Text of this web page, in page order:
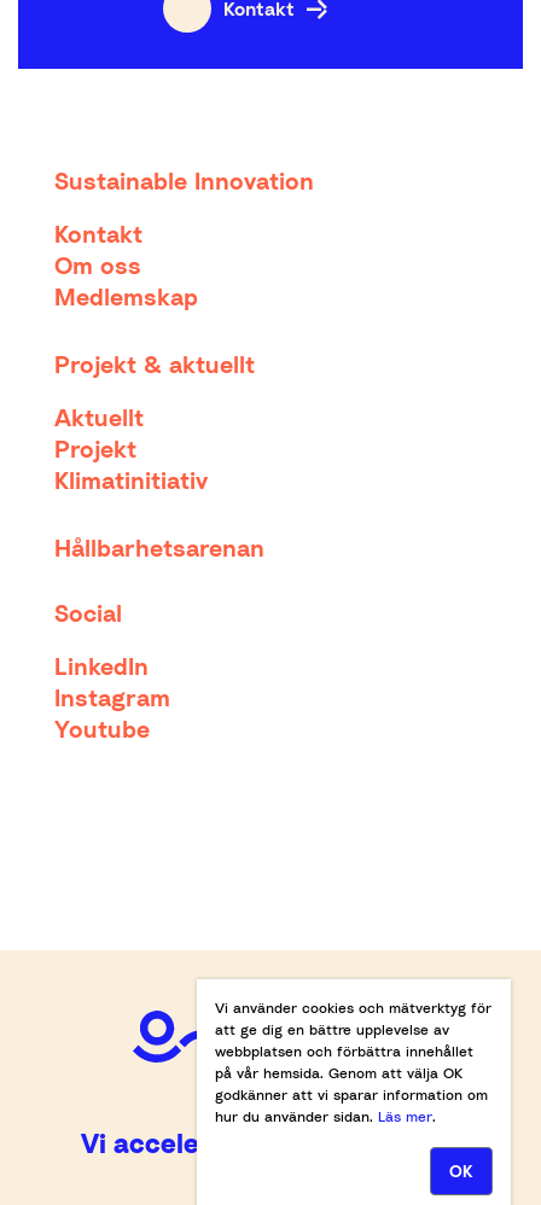
Kontakt
Sustainable Innovation
Kontakt
Om oss
Medlemskap
Projekt & aktuellt
Aktuellt
Projekt
Klimatinitiativ
Hållbarhetsarenan
Social
LinkedIn
Instagram
Youtube
Vi accelererar omställningen.
Vi använder cookies och mätverktyg för
att ge dig en bättre upplevelse av
webbplatsen och förbättra innehållet
på vår hemsida. Genom att välja OK
godkänner att vi sparar information om
hur du använder sidan. Läs mer.
OK